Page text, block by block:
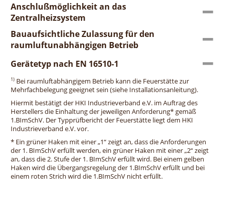
Anschlußmöglichkeit an das
Zentralheizsystem
Bauaufsichtliche Zulassung für den
raumluftunabhängigen Betrieb
Gerätetyp nach EN 16510-1
1) Bei raumluftabhängigem Betrieb kann die Feuerstätte zur
Mehrfachbelegung geeignet sein (siehe Installationsanleitung).
Hiermit bestätigt der HKI Industrieverband e.V. im Auftrag des
Herstellers die Einhaltung der jeweiligen Anforderung* gemäß
1.BImSchV. Der Typprüfbericht der Feuerstätte liegt dem HKI
Industrieverband e.V. vor.
* Ein grüner Haken mit einer „1“ zeigt an, dass die Anforderungen
der 1. BImSchV erfüllt werden, ein grüner Haken mit einer „2“ zeigt
an, dass die 2. Stufe der 1. BImSchV erfüllt wird. Bei einem gelben
Haken wird die Übergangsregelung der 1.BImSchV erfüllt und bei
einem roten Strich wird die 1.BImSchV nicht erfüllt.